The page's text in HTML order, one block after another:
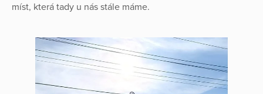
míst, která tady u nás stále máme.